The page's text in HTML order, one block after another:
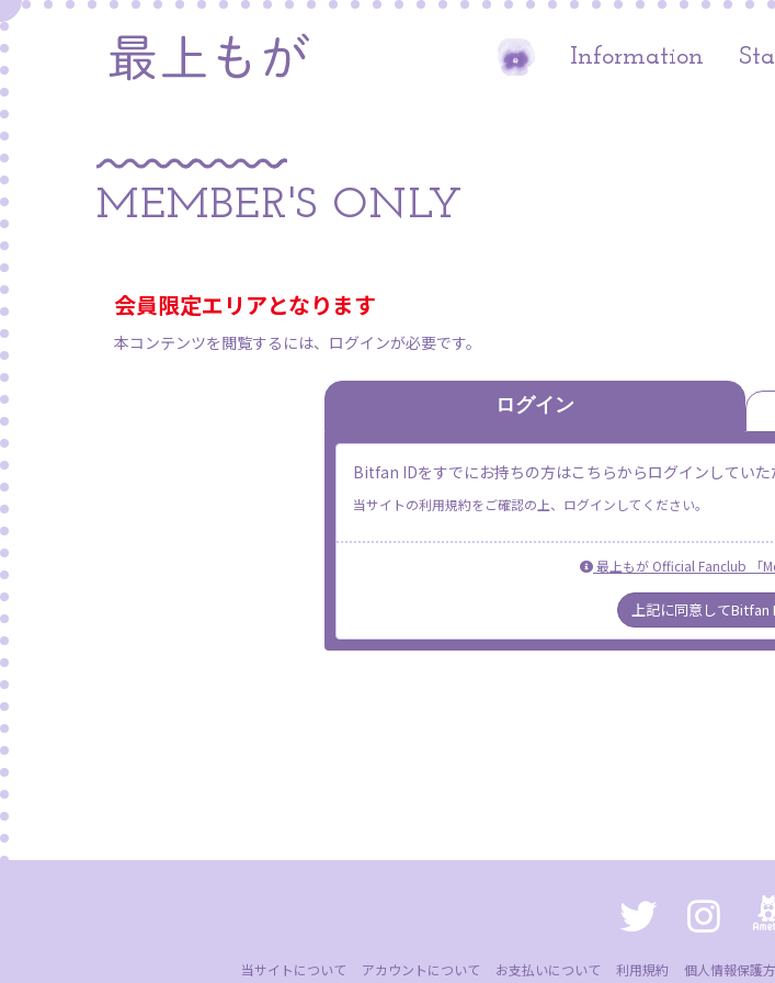
Information
MEMBER'S ONLY
会員限定エリアとなります
本コンテンツを閲覧するには、ログインが必要です。
ログイン
Bitfan IDをすでにお持ちの方はこちらからログインしていた
当サイトの利用規約をご確認の上、ログインしてください。
最上もが Official Fanclub 「
上記に同意してBitfan
当サイトについて アカウントについて お支払いについて 利用規約 個人情報保護